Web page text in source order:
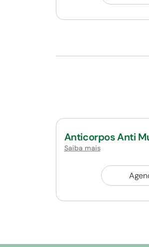
Anticorpos Anti
Saiba mais